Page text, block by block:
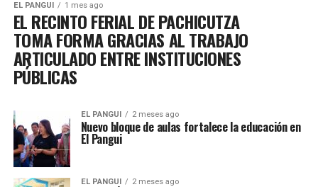
EL PANGUI 1 mes ago
EL RECINTO FERIAL DE PACHICUTZA
TOMA FORMA GRACIAS AL TRABAJO
ARTICULADO ENTRE INSTITUCIONES
PÚBLICAS
EL PANGUI 2 meses ago
Nuevo bloque de aulas fortalece la educación en
El Pangui
EL PANGUI 2 meses ago